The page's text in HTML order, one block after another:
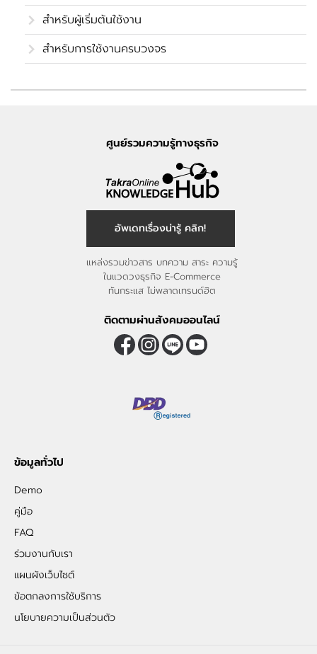
สำหรับผู้เริ่มต้นใช้งาน
สำหรับการใช้งานครบวงจร
ศูนย์รวมความรู้ทางธุรกิจ
อัพเดทเรื่องน่ารู้ คลิก!
แหล่งรวมข่าวสาร บทความ สาระ ความรู้
ในแวดวงธุรกิจ E-Commerce
ทันกระแส ไม่พลาดเทรนด์ฮิต
ติดตามผ่านสังคมออนไลน์
ข้อมูลทั่วไป
Demo
คู่มือ
FAQ
ร่วมงานกับเรา
แผนผังเว็บไซต์
ข้อตกลงการใช้บริการ
นโยบายความเป็นส่วนตัว